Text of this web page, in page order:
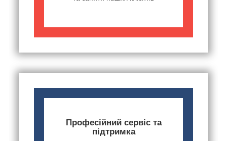
Професійний сервіс та
підтримка